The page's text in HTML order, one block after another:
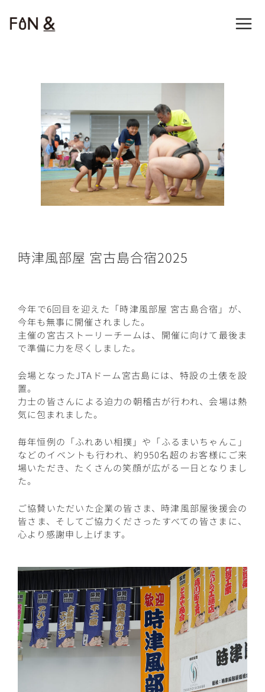
時津風部屋 宮古島合宿2025
今年で6回目を迎えた「時津風部屋 宮古島合宿」が、
今年も無事に開催されました。
主催の宮古ストーリーチームは、開催に向けて最後ま
で準備に力を尽くしました。
会場となったJTAドーム宮古島には、特設の土俵を設
置。
力士の皆さんによる迫力の朝稽古が行われ、会場は熱
気に包まれました。
毎年恒例の「ふれあい相撲」や「ふるまいちゃんこ」
などのイベントも行われ、約950名超のお客様にご来
場いただき、たくさんの笑顔が広がる一日となりまし
た。
ご協賛いただいた企業の皆さま、時津風部屋後援会の
皆さま、そしてご協力くださったすべての皆さまに、
心より感謝申し上げます。